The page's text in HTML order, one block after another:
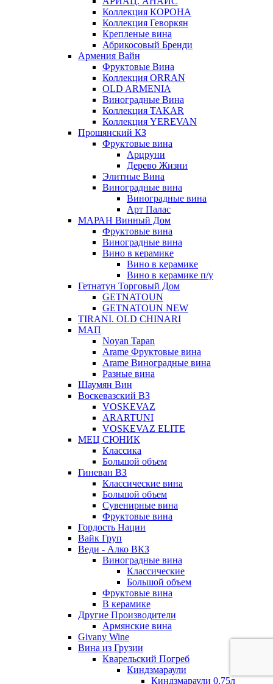
Коллекция КОРОНА
Коллекция Геворкян
Крепленые вина
Абрикосовый Бренди
Армения Вайн
Фруктовые Вина
Коллекция ORRAN
OLD ARMENIA
Виноградные Вина
Коллекция TAKAR
Коллекция YEREVAN
Прошянский КЗ
Фруктовые вина
Арцруни
Дерево Жизни
Элитные Вина
Виноградные вина
Виноградные вина
Арт Палас
МАРАН Винный Дом
Фруктовые вина
Виноградные вина
Вино в керамике
Вино в керамике
Вино в керамике п/у
Гетнатун Торговый Дом
GETNATOUN
GETNATOUN NEW
TIRANI. OLD CHINARI
МАП
Noyan Tapan
Arame Фруктовые вина
Arame Виноградные вина
Разные вина
Шаумян Вин
Воскевазский ВЗ
VOSKEVAZ
ARARTUNI
VOSKEVAZ ELITE
МЕЦ СЮНИК
Классика
Большой объем
Гиневан ВЗ
Классические вина
Большой объем
Сувенирные вина
Фруктовые вина
Гордость Нации
Вайк Груп
Веди - Алко ВКЗ
Виноградные вина
Классические
Большой объем
Фруктовые вина
В керамике
Другие Производители
Армянские вина
Givany Wine
Вина из Грузии
Кварельский Погреб
Киндзмараули
Киндзмараули 0,75л